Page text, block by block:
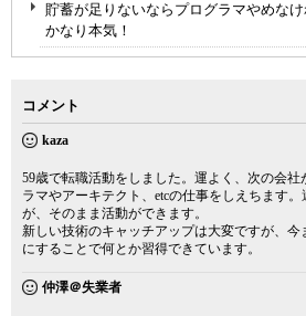
貯蓄が足りないならプログラマやめな
かなり本気！
コメント
kaza
59歳で転職活動をしました。運よく、次の会
ラマやアーキテクト、etcの仕事をしえちます
が、そのまま活動ができます。
新しい技術のキャッチアップは大変ですが、
にすることで何とか習得できています。
仲澤＠失業者